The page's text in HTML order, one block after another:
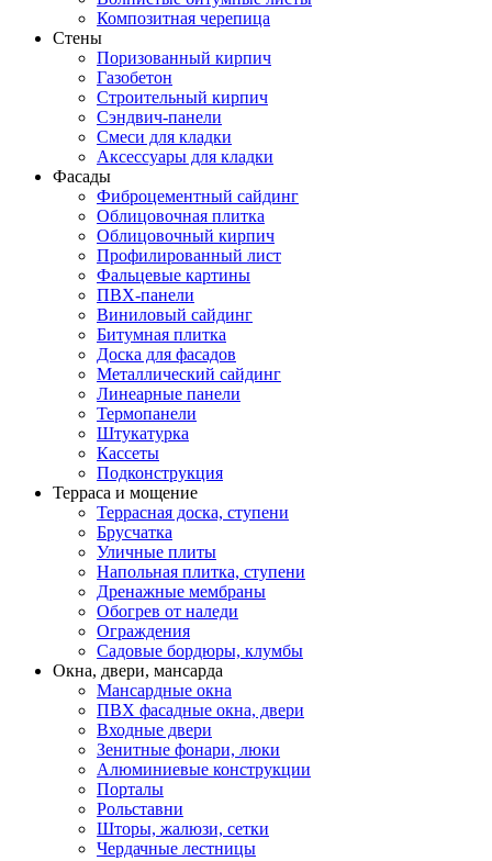
Композитная черепица
Стены
Поризованный кирпич
Газобетон
Строительный кирпич
Сэндвич-панели
Смеси для кладки
Аксессуары для кладки
Фасады
Фиброцементный сайдинг
Облицовочная плитка
Облицовочный кирпич
Профилированный лист
Фальцевые картины
ПВХ-панели
Виниловый сайдинг
Битумная плитка
Доска для фасадов
Металлический сайдинг
Линеарные панели
Термопанели
Штукатурка
Кассеты
Подконструкция
Терраса и мощение
Террасная доска, ступени
Брусчатка
Уличные плиты
Напольная плитка, ступени
Дренажные мембраны
Обогрев от наледи
Ограждения
Садовые бордюры, клумбы
Окна, двери, мансарда
Мансардные окна
ПВХ фасадные окна, двери
Входные двери
Зенитные фонари, люки
Алюминиевые конструкции
Порталы
Рольставни
Шторы, жалюзи, сетки
Чердачные лестницы